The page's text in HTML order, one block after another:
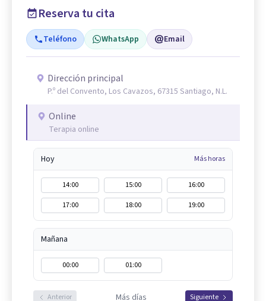
Reserva tu cita
Teléfono WhatsApp Email
Dirección principal
P.º del Convento, Los Cavazos, 67315 Santiago, N.L.
Online
Terapia online
Hoy Más horas
14:00 15:00
16:00
17:00
18:00 19:00
Mañana
00:00 01:00
Anterior Más días Siguiente